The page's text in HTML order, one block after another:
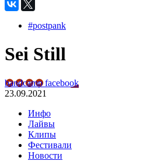
#postpank
Sei Still
bandcampfacebook
23.09.2021
Инфо
Лайвы
Клипы
Фестивали
Новости